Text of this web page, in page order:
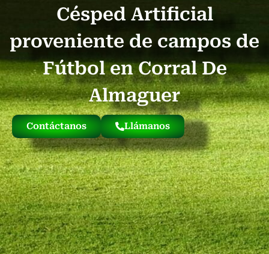
Césped Artificial
proveniente de campos de
Fútbol en Corral De
Almaguer
Contáctanos Llámanos